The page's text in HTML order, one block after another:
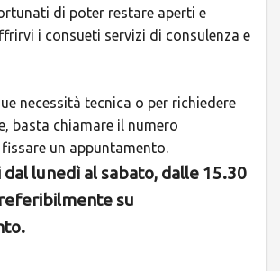
di poter restare aperti e
i consueti servizi di consulenza e
necessità tecnica o per richiedere
, basta chiamare il numero
fissare un appuntamento.
lunedì al sabato, dalle 15.30
su